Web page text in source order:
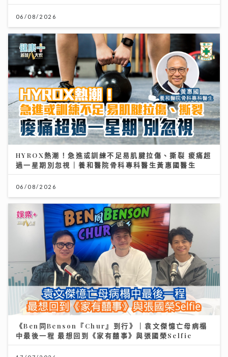
06/08/2026
HYROX熱潮！急進或訓練不足易肌腱拉傷、撕裂 痠痛超
過一星期別忽視｜養和醫院骨科專科醫生黃惠國醫生
06/08/2026
《Ben同Benson『Chur』到行》｜袁文傑憶亡母病榻
中最後一程 最想回到《家有囍事》與張國榮Selfie